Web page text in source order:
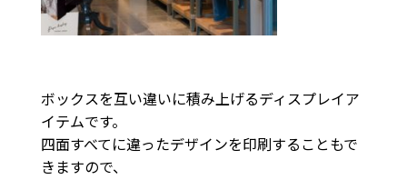
ボックスを互い違いに積み上げるディスプレイア
イテムです。
四面すべてに違ったデザインを印刷することもで
きますので、